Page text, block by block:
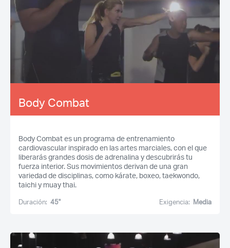
Body Combat
Body Combat es un programa de entrenamiento
cardiovascular inspirado en las artes marciales, con el que
liberarás grandes dosis de adrenalina y descubrirás tu
fuerza interior. Sus movimientos derivan de una gran
variedad de disciplinas, como kárate, boxeo, taekwondo,
taichi y muay thai.
Duración: 45'' Exigencia: Media